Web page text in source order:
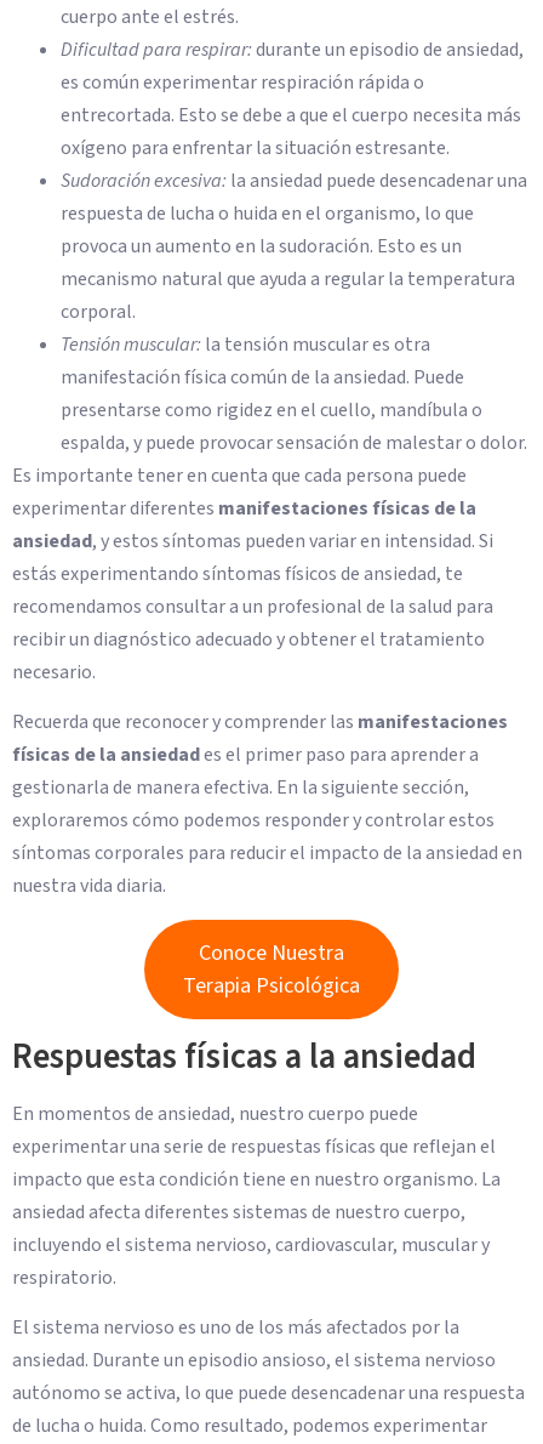
cuerpo ante el estrés.
Dificultad para respirar:durante un episodio de ansiedad,
es común experimentar respiración rápida o
entrecortada. Esto se debe a que el cuerpo necesita más
oxígeno para enfrentar la situación estresante.
Sudoración excesiva:la ansiedad puede desencadenar una
respuesta de lucha o huida en el organismo, lo que
provoca un aumento en la sudoración. Esto es un
mecanismo natural que ayuda a regular la temperatura
corporal.
Tensión muscular:la tensión muscular es otra
manifestación física común de la ansiedad. Puede
presentarse como rigidez en el cuello, mandíbula o
espalda, y puede provocar sensación de malestar o dolor.
Es importante tener en cuenta que cada persona puede
experimentar diferentes manifestaciones físicas de la
ansiedad, y estos síntomas pueden variar en intensidad. Si
estás experimentando síntomas físicos de ansiedad, te
recomendamos consultar a un profesional de la salud para
recibir un diagnóstico adecuado y obtener el tratamiento
necesario.
Recuerda que reconocer y comprender las manifestaciones
físicas de la ansiedades el primer paso para aprender a
gestionarla de manera efectiva. En la siguiente sección,
exploraremos cómo podemos responder y controlar estos
síntomas corporales para reducir el impacto de la ansiedad en
nuestra vida diaria.
Conoce Nuestra
Terapia Psicológica
Respuestas físicas a la ansiedad
En momentos de ansiedad, nuestro cuerpo puede
experimentar una serie de respuestas físicas que reflejan el
impacto que esta condición tiene en nuestro organismo. La
ansiedad afecta diferentes sistemas de nuestro cuerpo,
incluyendo el sistema nervioso, cardiovascular, muscular y
respiratorio.
El sistema nervioso es uno de los más afectados por la
ansiedad. Durante un episodio ansioso, el sistema nervioso
autónomo se activa, lo que puede desencadenar una respuesta
de lucha o huida. Como resultado, podemos experimentar